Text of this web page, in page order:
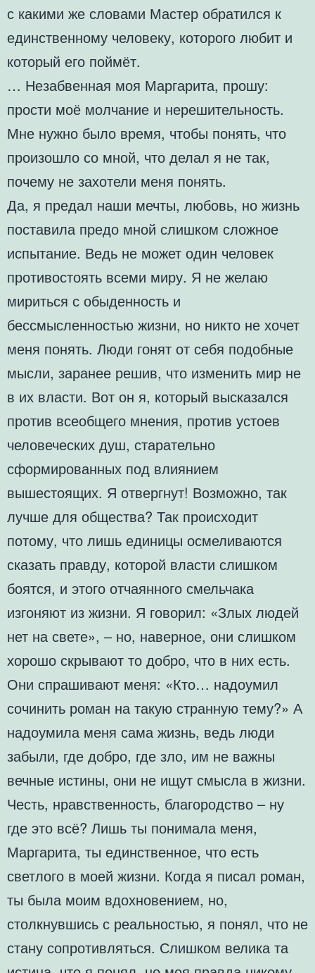
с какими же словами Мастер обратился к
единственному человеку, которого любит и
который его поймёт.
… Незабвенная моя Маргарита, прошу:
прости моё молчание и нерешительность.
Мне нужно было время, чтобы понять, что
произошло со мной, что делал я не так,
почему не захотели меня понять.
Да, я предал наши мечты, любовь, но жизнь
поставила предо мной слишком сложное
испытание. Ведь не может один человек
противостоять всеми миру. Я не желаю
мириться с обыденность и
бессмысленностью жизни, но никто не хочет
меня понять. Люди гонят от себя подобные
мысли, заранее решив, что изменить мир не
в их власти. Вот он я, который высказался
против всеобщего мнения, против устоев
человеческих душ, старательно
сформированных под влиянием
вышестоящих. Я отвергнут! Возможно, так
лучше для общества? Так происходит
потому, что лишь единицы осмеливаются
сказать правду, которой власти слишком
боятся, и этого отчаянного смельчака
изгоняют из жизни. Я говорил: «Злых людей
нет на свете», – но, наверное, они слишком
хорошо скрывают то добро, что в них есть.
Они спрашивают меня: «Кто… надоумил
сочинить роман на такую странную тему?» А
надоумила меня сама жизнь, ведь люди
забыли, где добро, где зло, им не важны
вечные истины, они не ищут смысла в жизни.
Честь, нравственность, благородство – ну
где это всё? Лишь ты понимала меня,
Маргарита, ты единственное, что есть
светлого в моей жизни. Когда я писал роман,
ты была моим вдохновением, но,
столкнувшись с реальностью, я понял, что не
стану сопротивляться. Слишком велика та